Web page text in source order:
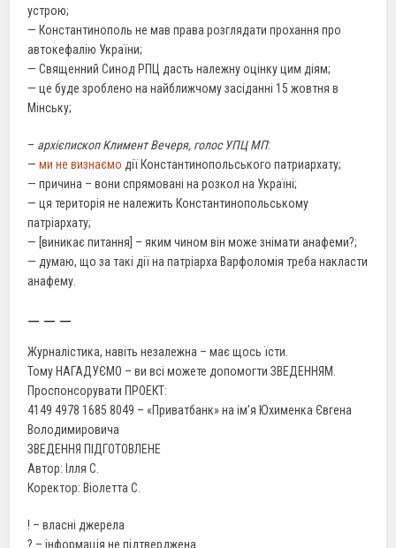
устрою;
— Константинополь не мав права розглядати прохання про
автокефалію України;
— СвященнийСинод РПЦ дасть належну оцінку цим діям;
— це будезроблено на найближчому засіданні 15 жовтня в
Мінську;
– архієпископ Климент Вечеря, голос УПЦ МП:
—ми не визнаємо дії Константинопольського патриархату;
— причина – вони спрямованіна розкол на Україні;
— цятериторія не належить Константинопольському
патріархату;
— [виникаєпитання – яким чином він може знімати анафеми?;
— думаю, щоза такі дії на патріарха Варфоломія треба накласти
анафему.
— — —
Журналістика, навіть незалежна – має щось їсти.
Тому НАГАДУЄМО –ви всі можете допомогти ЗВЕДЕННЯМ.
Проспонсорувати ПРОЕКТ:
4149 4978 1685 8049 – «Приватбанк» на ім’я Юхименка Євгена
Володимировича
ЗВЕДЕННЯ ПІДГОТОВЛЕНЕ
Автор: Ілля С.
Коректор: Віолетта С.
! – власні джерела
? –інформація не підтверджена